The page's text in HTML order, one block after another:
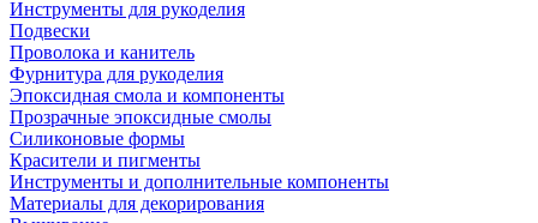
Инструменты для рукоделия
Подвески
Проволока и канитель
Фурнитура для рукоделия
Эпоксидная смола и компоненты
Прозрачные эпоксидные смолы
Силиконовые формы
Красители и пигменты
Инструменты и дополнительные компоненты
Материалы для декорирования